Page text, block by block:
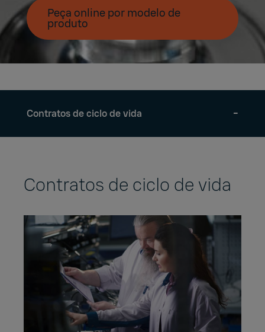
Peça online por modelo de
produto
Contratos de ciclo de vida
Contratos de ciclo de vida